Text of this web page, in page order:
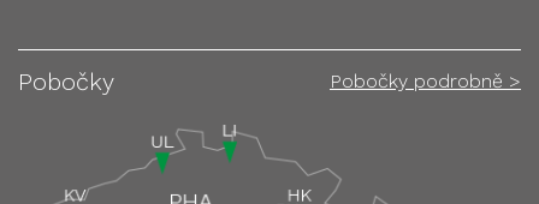
Pobočky Pobočky podrobně >